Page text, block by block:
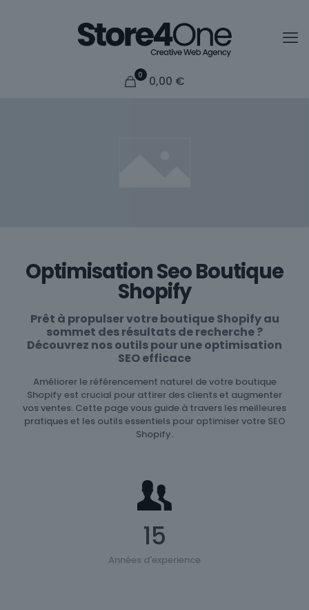
0 0,00 €
Optimisation Seo Boutique
Shopify
Prêt à propulser votre boutique Shopify au
sommet des résultats de recherche ?
Découvrez nos outils pour une optimisation
SEO efficace
Améliorer le référencement naturel de votre boutique
Shopify est crucial pour attirer des clients et augmenter
vos ventes. Cette page vous guide à travers les meilleures
pratiques et les outils essentiels pour optimiser votre SEO
Shopify.
15
Années d'experience